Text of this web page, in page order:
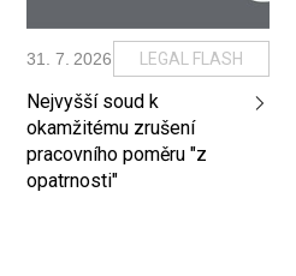
31 7 2026 LEGAL FLASH
Nejvyšší soud k
okamžitému zrušení
pracovního poměru "z
opatrnosti"